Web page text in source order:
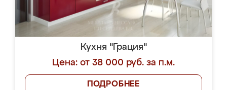
Кухня "Грация"
Цена: от 38 000 руб. за п.м.
ПОДРОБНЕЕ